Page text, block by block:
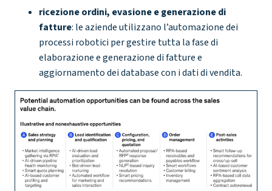
ricezione ordini, evasione e generazione di
fatture: le aziende utilizzano l’automazione dei
processi robotici per gestire tutta la fase di
elaborazione e generazione di fatture e
aggiornamento dei database con i dati di vendita.